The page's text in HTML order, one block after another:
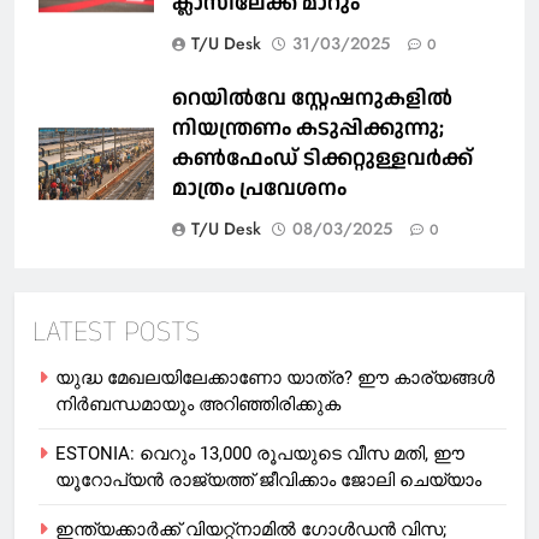
T/U Desk 31/03/2025 0
റെയില്‍വേ സ്റ്റേഷനുകളിൽ
നിയന്ത്രണം കടുപ്പിക്കുന്നു;
കണ്‍ഫേംഡ് ടിക്കറ്റുള്ളവര്‍ക്ക്
മാത്രം പ്രവേശനം
T/U Desk 08/03/2025 0
LATEST POSTS
യുദ്ധ മേഖലയിലേക്കാണോ യാത്ര? ഈ കാര്യങ്ങള്‍
നിര്‍ബന്ധമായും അറിഞ്ഞിരിക്കുക
ESTONIA: വെറും 13,000 രൂപയുടെ വീസ മതി, ഈ
യൂറോപ്യന്‍ രാജ്യത്ത് ജീവിക്കാം ജോലി ചെയ്യാം
ഇന്ത്യക്കാർക്ക് വിയറ്റ്‌നാമില്‍ ഗോള്‍ഡന്‍ വിസ;